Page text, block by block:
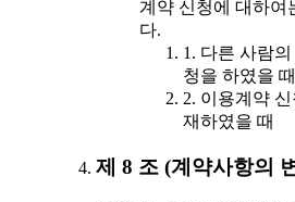
계약 신청에 대하여
다.
1. 다른 사람
청을 하였을 때
2. 이용계약
재하였을 때
제 8 조 (계약사항의